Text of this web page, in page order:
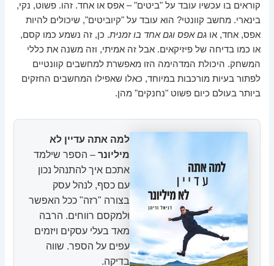
קוראים בו עכשיו עובד על "ביטים" – אפס או אחד. זהו. פשוט, נקי,
בינארי. מחשב קוונטי? הוא עובד על "קיוביטים", שיכולים להיות
אפס, אחד, אוגם אפס וגם אחד בו זמנית. כן, זה נשמע כמו קסם,
או כמו בדיחה של פיזיקאים. אבל זה אמיתי, וזה משנה את כללי
המשחק. היכולת המדהימה הזו מאפשרת למחשבים קוונטיים
לפתור בעיות מורכבות במיוחד, כאלו שאפילו המחשבים החזקים
ביותר בעולם כיום פשוט "נחנקים" מהן.
למה אתה עדיין לא
מיליונר – הספר שילמד
אתכם איך להתנהל נכון
עם כסף, לנהל עסק
בצורה "רזה" ככל האפשר
ולמקסם רווחים. הרבה
מאד בעלי עסקים ויזמים
עפים על הספר. שווה
בדיקה.